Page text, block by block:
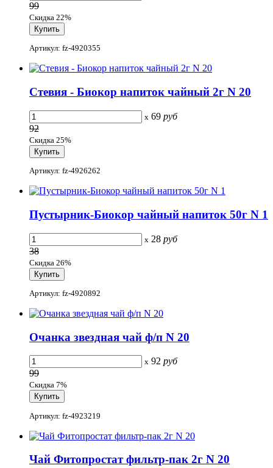
99
Скидка 22%
Артикул: fz-4920355
Стевия - Биокор напиток чайный 2г N 20
x 69 руб
92
Скидка 25%
Артикул: fz-4926262
Пустырник-Биокор чайный напиток 50г N 1
x 28 руб
38
Скидка 26%
Артикул: fz-4920892
Очанка звездная чай ф/п N 20
x 92 руб
99
Скидка 7%
Артикул: fz-4923219
Чай Фитопростат фильтр-пак 2г N 20